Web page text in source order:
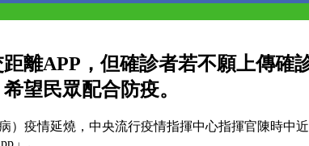
離APP，但確診者若不願上傳確
望民眾配合防疫。
）疫情延燒，中央流行疫情指揮中心指揮官陳時
」。